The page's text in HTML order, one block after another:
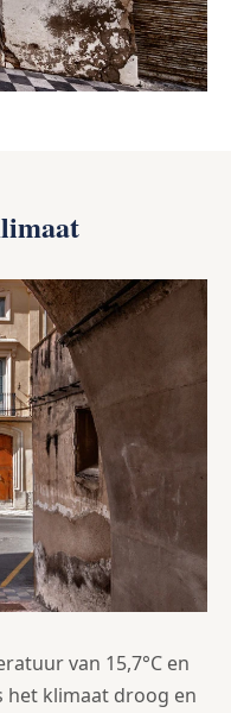
van 15,7°C en
het klimaat droog en